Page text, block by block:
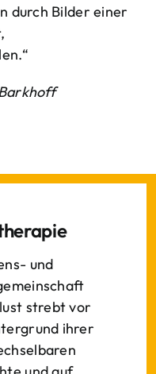
durch Bilder einer
und
strebt vor
ihrer